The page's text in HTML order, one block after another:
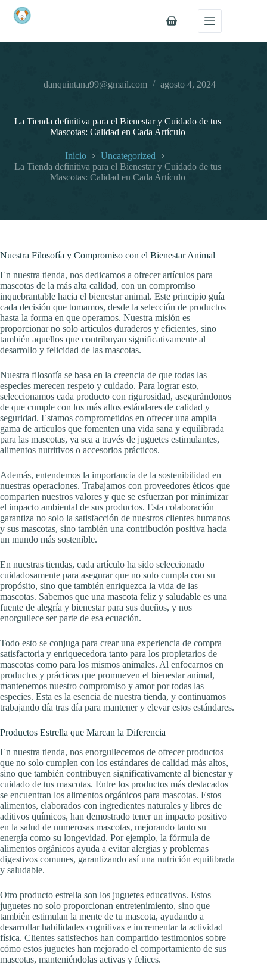
Saltar
contenido
Carro
danquintana99@gmail.com agosto 4, 2024
La Tienda definitiva para el Bienestar y Cuidado de tus
Mascotas: Calidad en Cada Artículo
Inicio
Uncategorized
La Tienda definitiva para el Bienestar y Cuidado de tus
Mascotas: Calidad en Cada Artículo
Nuestra Filosofía y Compromiso con el Bienestar Animal
En nuestra tienda, nos dedicamos a ofrecer artículos para
mascotas de la más alta calidad, con un compromiso
inquebrantable hacia el bienestar animal. Este principio guía
cada decisión que tomamos, desde la selección de productos
hasta la forma en que operamos. Nuestra misión es
proporcionar no solo artículos duraderos y eficientes, sino
también aquellos que contribuyan significativamente al
desarrollo y felicidad de las mascotas.
Nuestra filosofía se basa en la creencia de que todas las
especies merecen respeto y cuidado. Para lograr esto,
seleccionamos cada producto con rigurosidad, asegurándonos
de que cumple con los más altos estándares de calidad y
seguridad. Estamos comprometidos en ofrecer una amplia
gama de artículos que fomenten una vida sana y equilibrada
para las mascotas, ya sea a través de juguetes estimulantes,
alimentos nutritivos o accesorios prácticos.
Además, entendemos la importancia de la sostenibilidad en
nuestras operaciones. Trabajamos con proveedores éticos que
comparten nuestros valores y que se esfuerzan por minimizar
el impacto ambiental de sus productos. Esta colaboración
garantiza no solo la satisfacción de nuestros clientes humanos
y sus mascotas, sino también una contribución positiva hacia
un mundo más sostenible.
En nuestras tiendas, cada artículo ha sido seleccionado
cuidadosamente para asegurar que no solo cumpla con su
propósito, sino que también enriquezca la vida de las
mascotas. Sabemos que una mascota feliz y saludable es una
fuente de alegría y bienestar para sus dueños, y nos
enorgullece ser parte de esa ecuación.
Todo esto se conjuga para crear una experiencia de compra
satisfactoria y enriquecedora tanto para los propietarios de
mascotas como para los mismos animales. Al enfocarnos en
productos y prácticas que promueven el bienestar animal,
mantenemos nuestro compromiso y amor por todas las
especies. Esta es la esencia de nuestra tienda, y continuamos
trabajando día tras día para mantener y elevar estos estándares.
Productos Estrella que Marcan la Diferencia
En nuestra tienda, nos enorgullecemos de ofrecer productos
que no solo cumplen con los estándares de calidad más altos,
sino que también contribuyen significativamente al bienestar y
cuidado de tus mascotas. Entre los productos más destacados
se encuentran los alimentos orgánicos para mascotas. Estos
alimentos, elaborados con ingredientes naturales y libres de
aditivos químicos, han demostrado tener un impacto positivo
en la salud de numerosas mascotas, mejorando tanto su
energía como su longevidad. Por ejemplo, la fórmula de
alimentos orgánicos ayuda a evitar alergias y problemas
digestivos comunes, garantizando así una nutrición equilibrada
y saludable.
Otro producto estrella son los juguetes educativos. Estos
juguetes no solo proporcionan entretenimiento, sino que
también estimulan la mente de tu mascota, ayudando a
desarrollar habilidades cognitivas e incrementar la actividad
física. Clientes satisfechos han compartido testimonios sobre
cómo estos juguetes han mejorado el comportamiento de sus
mascotas, manteniéndolas activas y felices.